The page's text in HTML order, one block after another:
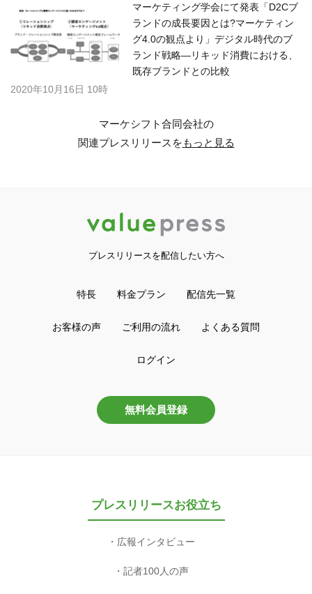
マーケティング学会にて発表「D2Cブ
ランドの成長要因とは?マーケティン
グ4.0の観点より」デジタル時代のブ
ランド戦略―リキッド消費における、
既存ブランドとの比較
2020年10月16日 10時
マーケシフト合同会社の
関連プレスリリースをもっと見る
プレスリリースを配信したい方へ
特長 料金プラン 配信先一覧
お客様の声 ご利用の流れ よくある質問
ログイン
無料会員登録
プレスリリースお役立ち
広報インタビュー
記者100人の声